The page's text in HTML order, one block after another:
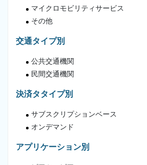
マイクロモビリティサービス
その他
交通タイプ別
公共交通機関
民間交通機関
決済タタイプ別
サブスクリプションベース
オンデマンド
アプリケーション別